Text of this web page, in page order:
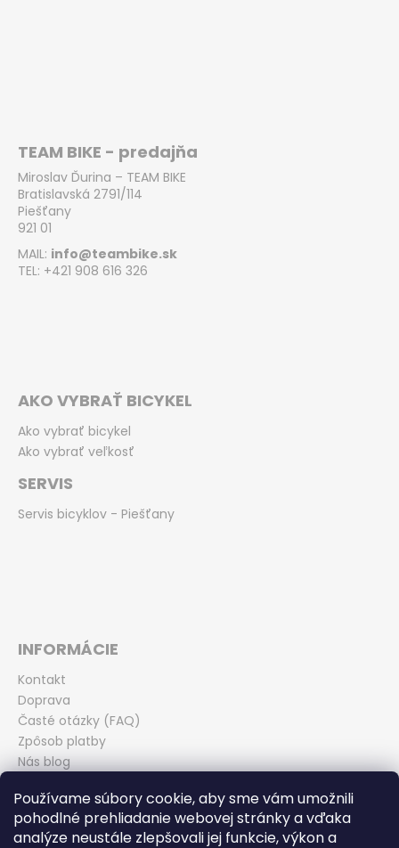
Používame súbory cookie, aby sme vám umožnili
pohodlné prehliadanie webovej stránky a vďaka
analýze neustále zlepšovali jej funkcie, výkon a
TEAM BIKE - predajňa
Miroslav Ďurina – TEAM BIKE
Bratislavská 2791/114
Piešťany
921 01
MAIL: info@teambike.sk
TEL: +421 908 616 326
AKO VYBRAŤ BICYKEL
Ako vybrať bicykel
Ako vybrať veľkosť
SERVIS
Servis bicyklov - Piešťany
INFORMÁCIE
Kontakt
Doprava
Časté otázky (FAQ)
Zpôsob platby
Nás blog
Zásady ochrany osobných údajov
Odstúpenie od kúpnej zmluvy